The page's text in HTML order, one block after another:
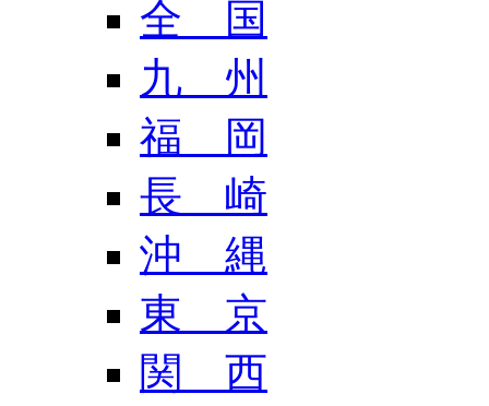
全 国
九 州
福 岡
長 崎
沖 縄
東 京
関 西